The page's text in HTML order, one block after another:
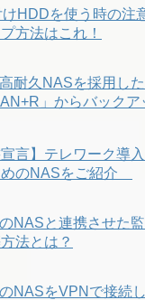
HDDを使う時の注
方法はこれ！
耐久NASを採用した
」からバック
宣言】テレワーク導
めのNASをご紹介
NASと連携させた
法とは？
NASをVPNで接続